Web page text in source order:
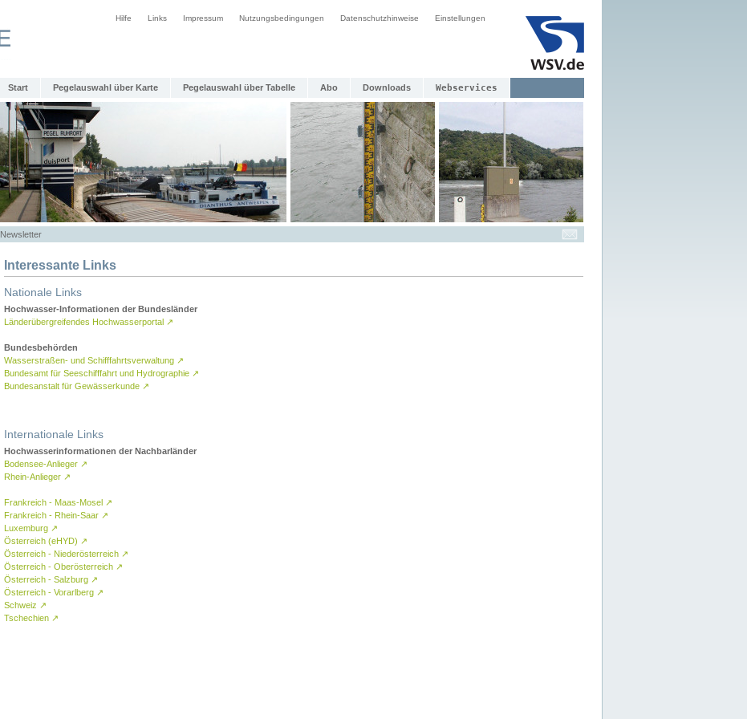
Hilfe Links Impressum Nutzungsbedingungen Datenschutzhinweise Einstellungen
Start Pegelauswahl über Karte Pegelauswahl über Tabelle Abo Downloads Webservices
Newsletter
Interessante Links
Nationale Links
Hochwasser-Informationen der Bundesländer
Länderübergreifendes Hochwasserportal ↗
Bundesbehörden
Wasserstraßen- und Schifffahrtsverwaltung ↗
Bundesamt für Seeschifffahrt und Hydrographie ↗
Bundesanstalt für Gewässerkunde ↗
Internationale Links
Hochwasserinformationen der Nachbarländer
Bodensee-Anlieger ↗
Rhein-Anlieger ↗
Frankreich - Maas-Mosel ↗
Frankreich - Rhein-Saar ↗
Luxemburg ↗
Österreich (eHYD) ↗
Österreich - Niederösterreich ↗
Österreich - Oberösterreich ↗
Österreich - Salzburg ↗
Österreich - Vorarlberg ↗
Schweiz ↗
Tschechien ↗